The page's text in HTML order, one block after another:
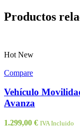
Productos
Hot New
Compare
Vehículo
Avanza
1.299,00 € IVA Incluido